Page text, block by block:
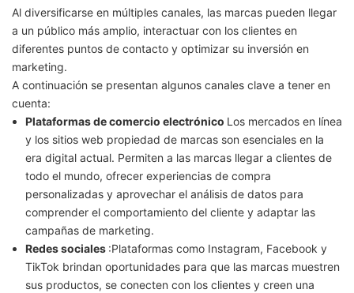
Al diversificarse en múltiples canales, las marcas pueden llegar
a un público más amplio, interactuar con los clientes en
diferentes puntos de contacto y optimizar su inversión en
marketing.
A continuación se presentan algunos canales clave a tener en
cuenta:
Plataformas de comercio electrónico Los mercados en línea
y los sitios web propiedad de marcas son esenciales en la
era digital actual. Permiten a las marcas llegar a clientes de
todo el mundo, ofrecer experiencias de compra
personalizadas y aprovechar el análisis de datos para
comprender el comportamiento del cliente y adaptar las
campañas de marketing.
Redes sociales :Plataformas como Instagram, Facebook y
TikTok brindan oportunidades para que las marcas muestren
sus productos, se conecten con los clientes y creen una